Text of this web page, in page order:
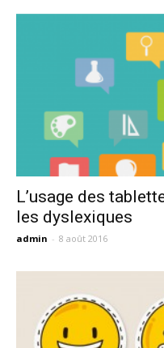
L’usage des
les dyslexiques
admin - 8 août 2016